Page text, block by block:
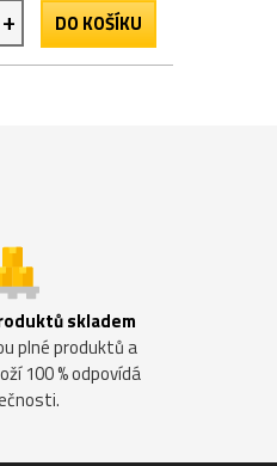
+ DO KOŠÍKU
skladem
plné produktů a
100 % odpovídá